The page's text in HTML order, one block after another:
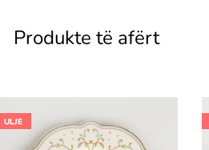
Produkte të afërt
ULJE